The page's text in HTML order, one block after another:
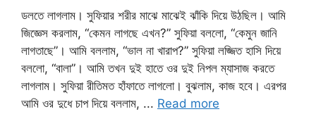
ডলতে লাগলাম। সুফিয়ার শরীর মাঝে মাঝেই ঝাঁকি দিয়ে উঠছিল। আমি
জিজ্ঞেস করলাম, “কেমন লাগছে এখন?” সুফিয়া বললো, “কেমুন জানি
লাগতাছে”। আমি বললাম, “ভাল না খারাপ?” সুফিয়া লজ্জিত হাসি দিয়ে
বললো, “বালা”। আমি তখন দুই হাতে ওর দুই নিপল ম্যাসাজ করতে
লাগলাম। সুফিয়া রীতিমত হাঁফাতে লাগলো। বুঝলাম, কাজ হবে। এরপর
আমি ওর দুধে চাপ দিয়ে বললাম, ... Read more